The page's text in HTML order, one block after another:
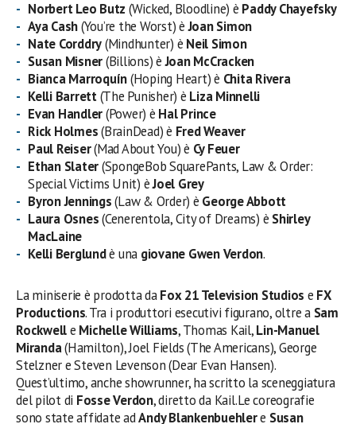
Norbert Leo Butz (Wicked, Bloodline) è Paddy Chayefsky
Aya Cash(You’re the Worst) èJoan Simon
Nate Corddry(Mindhunter) è Neil Simon
Susan Misner(Billions) èJoan McCracken
Bianca Marroquín(Hoping Heart) è Chita Rivera
Kelli Barrett(The Punisher) è Liza Minnelli
Evan Handler(Power) è Hal Prince
Rick Holmes(BrainDead) è Fred Weaver
Paul Reiser(Mad About You) è Cy Feuer
Ethan Slater(SpongeBob SquarePants, Law & Order:
Special Victims Unit) èJoel Grey
Byron Jennings(Law & Order) è George Abbott
Laura Osnes(Cenerentola, City of Dreams) è Shirley
MacLaine
Kelli Berglundè una giovane Gwen Verdon.
La miniserie è prodotta daFox 21 Television Studios e FX
Productions. Tra i produttori esecutivi figurano, oltre a Sam
Rockwelle Michelle Williams, Thomas Kail,Lin-Manuel
Miranda(Hamilton), Joel Fields (The Americans), George
Stelzner e Steven Levenson (Dear Evan Hansen).
Quest’ultimo, anche showrunner, ha scritto la sceneggiatura
del pilot di Fosse Verdon, diretto da Kail. Le coreografie
sono state affidate adAndy Blankenbuehlere Susan